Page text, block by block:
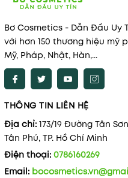
Bơ Cosmetics - Dẫn Đầu
với hơn 150 thương hiệu
Mỹ, Pháp, Nhật, Hàn,...
THÔNG TIN LIÊN HỆ
Địa chỉ: 173/19 Đường Tân
Tân Phú, TP. Hồ Chí Minh
Điện thoại: 0786160269
Email: